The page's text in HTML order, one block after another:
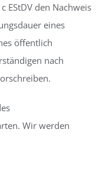
EStDV den Nachweis
eines
öffentlich
nach
Wir werden